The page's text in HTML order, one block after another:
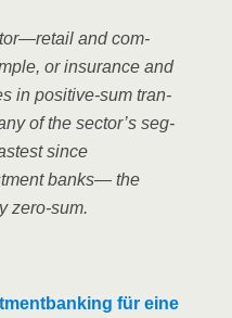
and com­
or insu­rance and
in posi­ti­ve-sum tran­
of the sector’s seg­
sin­ce
banks— the
zero-sum.
für eine